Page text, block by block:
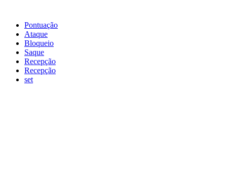
Pontuação
Ataque
Bloqueio
Saque
Recepção
Recepção
set